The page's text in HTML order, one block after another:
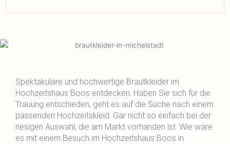
Spektakuläre und hochwertige Brautkleider im
Hochzeitshaus Boos entdecken. Haben Sie sich für die
Trauung entschieden, geht es auf die Suche nach einem
passenden Hochzeitskleid. Gar nicht so einfach bei der
riesigen Auswahl, die am Markt vorhanden ist. Wie wäre
es mit einem Besuch im Hochzeitshaus Boos in